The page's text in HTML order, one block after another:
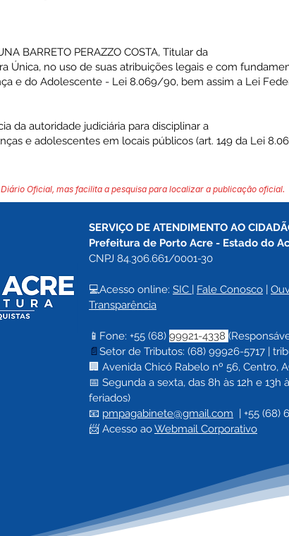
BARRETO PERAZZO COSTA, Titular da
Única, no uso de suas atribuições legais e com
e do Adolescente - Lei 8.069/90, bem assim a Lei
da autoridade judiciária para disciplinar a
e adolescentes em locais públicos (art. 149 da Lei
Oficial, mas facilita a pesquisa para localizar a publicação oficial.
SERVIÇO DE ATENDIMENTO AO
Prefeitura de Porto Acre - Estado do
CNPJ 84.306.661/0001-30
💻Acesso online: SIC | Fale Conosco |
Transparência
📱Fone: +55 (68) 99921-4338
📄 Setor de Tributos: (68) 99926-5717 |
🏢 Avenida Chicó Rabelo nº 56, Centro,
📅 Segunda a sexta, das 8h às 12h e
feriados)
📧 pmpagabinete@gmail.com | +55 (68)
📨 Acesso ao Webmail Corporativo